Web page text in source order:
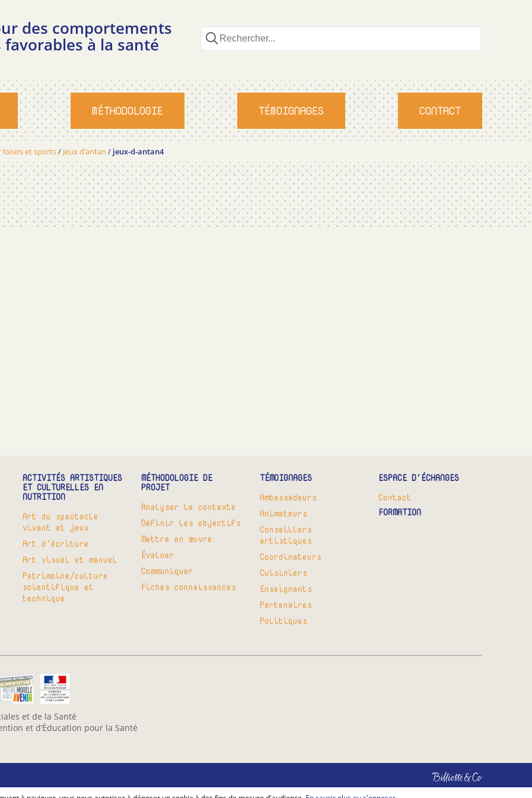
des comportements
à la santé
MÉTHODOLOGIE TÉMOIGNAGES CONTACT
loisirs et sports/ Jeux d’antan / jeux-d-antan4
ACTIVITÉS ARTISTIQUES
ET CULTURELLES EN
NUTRITION
Art du spectacle
vivant et jeux
Art d’écriture
Art visuel et manuel
Patrimoine/culture
scientifique et
technique
MÉTHODOLOGIE DE
PROJET
Analyser le contexte
Définir les objectifs
Mettre en œuvre
Évaluer
Communiquer
Fiches connaissances
TÉMOIGNAGES
Ambassadeurs
Animateurs
Conseillers
artistiques
Coordinateurs
Cuisiniers
Enseignants
Partenaires
Politiques
ESPACE D’ÉCHANGES
Contact
FORMATION
et de la Santé
et d’Éducation pour la Santé
Billiotte
&